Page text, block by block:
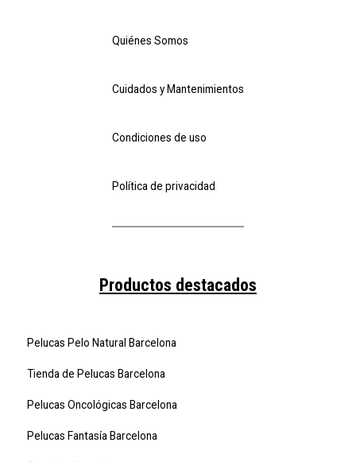
Quiénes Somos
Cuidados y Mantenimientos
Condiciones de uso
Política de privacidad
Productos destacados
Pelucas Pelo Natural Barcelona
Tienda de Pelucas Barcelona
Pelucas Oncológicas Barcelona
Pelucas Fantasía Barcelona